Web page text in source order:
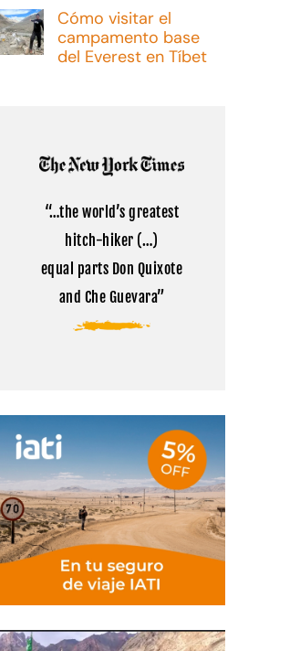
y
opciones
hay
comentarios
en
Cómo
visitar
del
Tibet
Cómo visitar el
campamento base
del Everest en Tíbet
el
campamento
Everest
Tíbet
“…the world’s greatest
hitch-hiker (…)
equal parts Don Quixote
and Che Guevara”